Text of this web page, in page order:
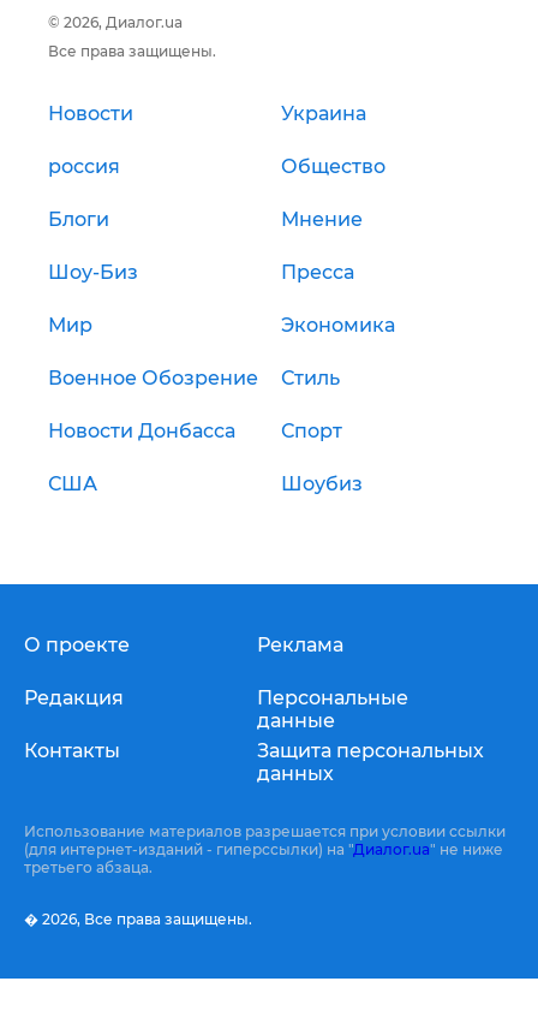
© 2026, Диалог.ua
Все права защищены.
Новости Украина
россия Общество
Блоги Мнение
Шоу-Биз Пресса
Мир Экономика
Военное Обозрение Стиль
Новости Донбасса Спорт
США Шоубиз
О проекте
Редакция
Контакты
Реклама
Персональные
данные
Защита персональных
данных
Использование материалов разрешается при условии ссылки
(для интернет-изданий - гиперссылки) на "Диалог.ua" не ниже
третьего абзаца.
� 2026, Все права защищены.